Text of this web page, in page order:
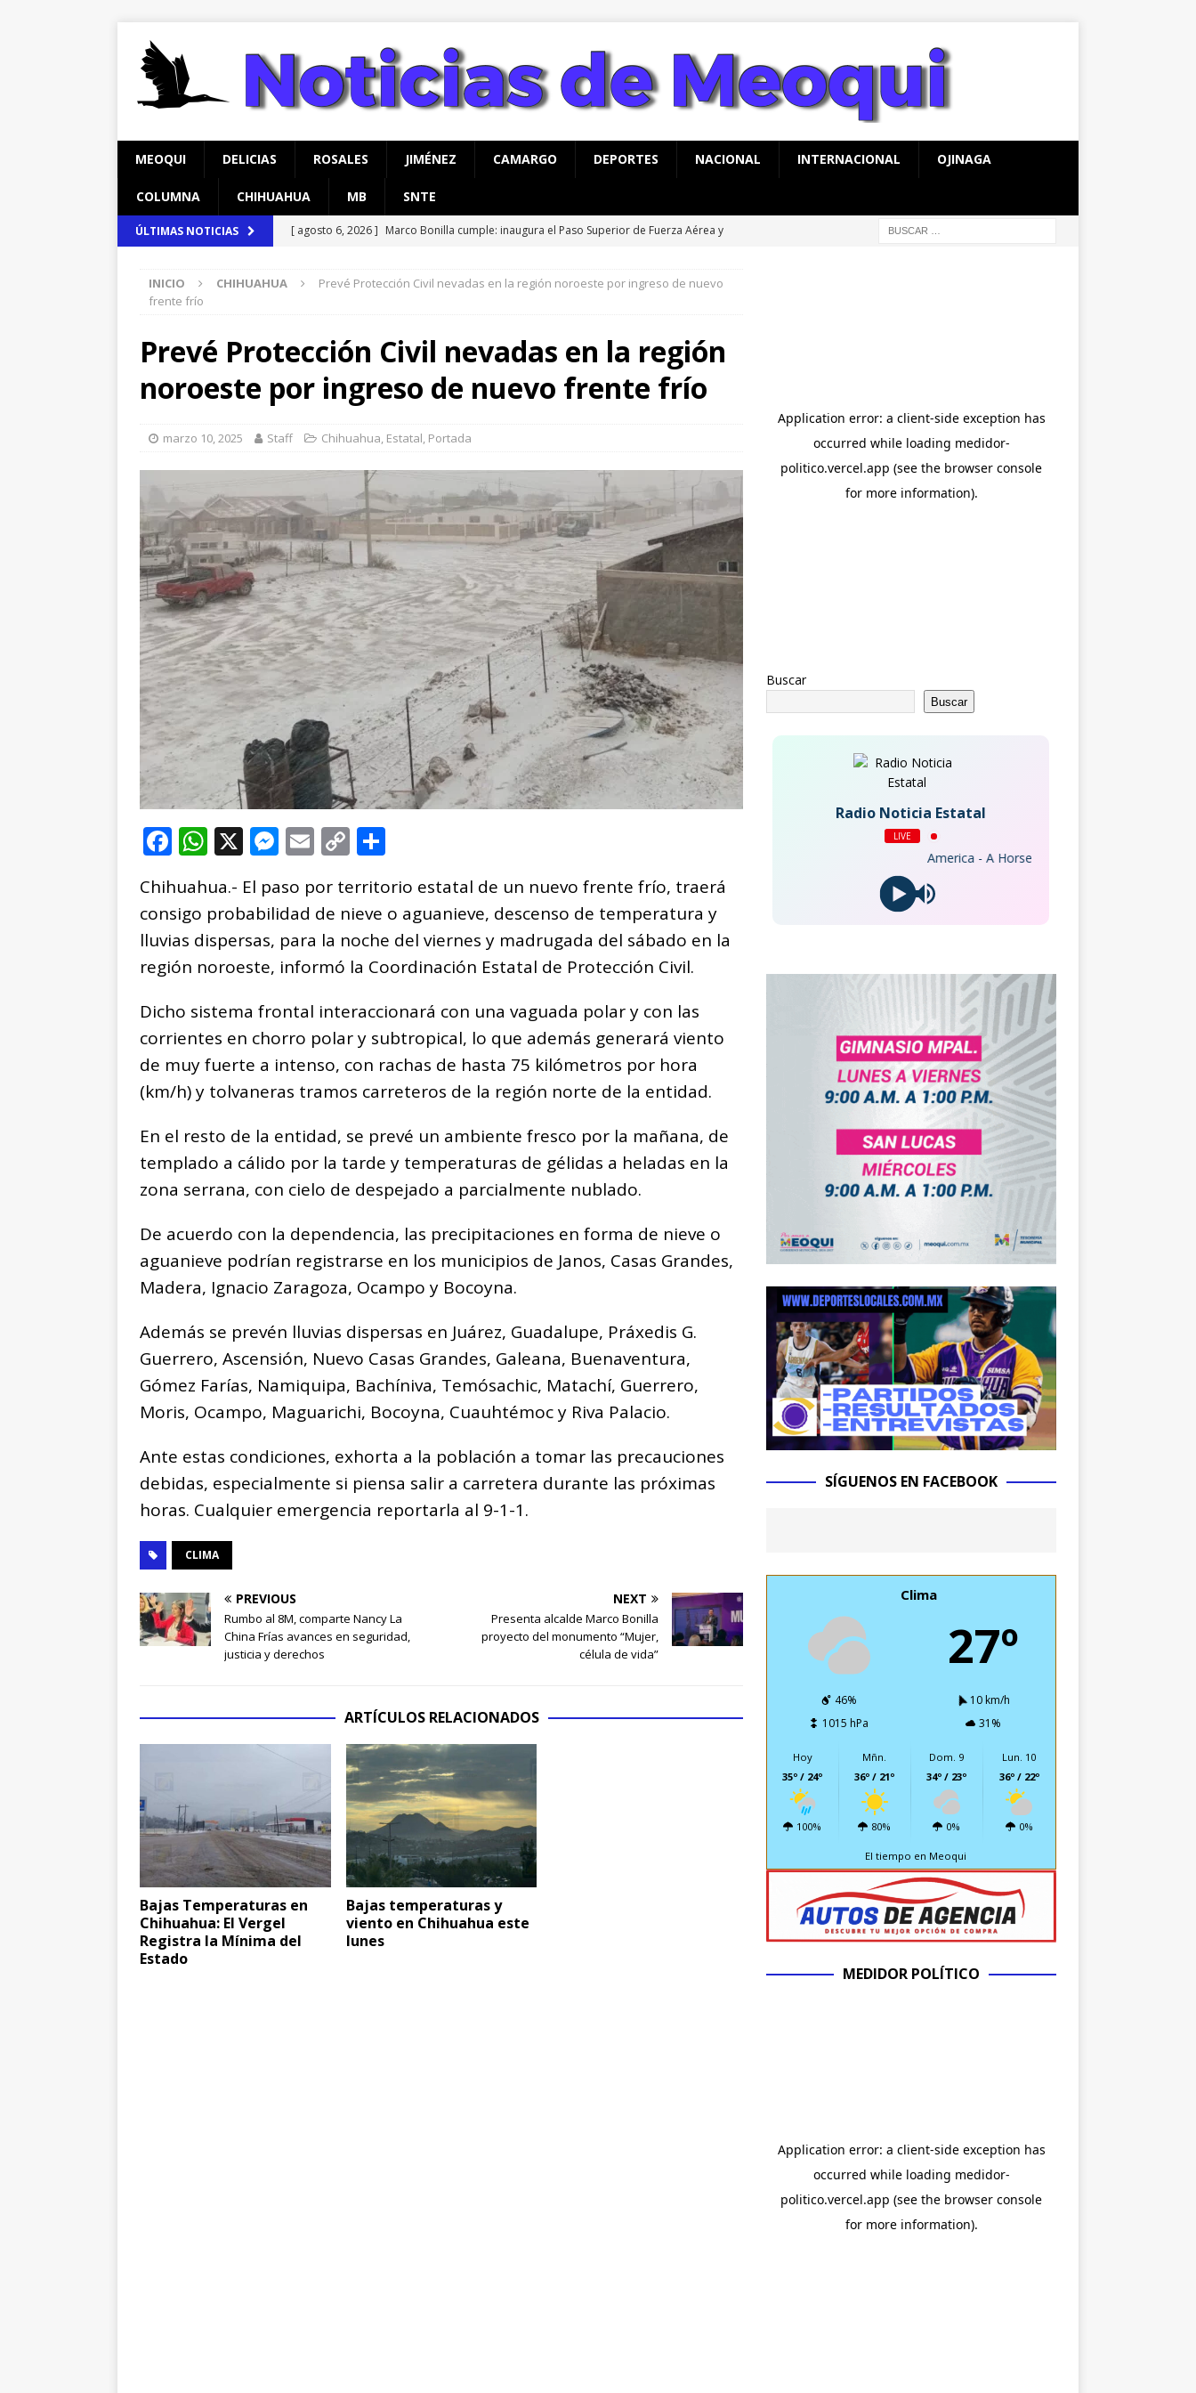
MEOQUI DELICIAS ROSALES JIMÉNEZ CAMARGO DEPORTES NACIONAL INTERNACIONAL OJINAGA
COLUMNA CHIHUAHUA MB SNTE
ÚLTIMAS NOTICIAS [ agosto 6, 2026 ] Marco Bonilla cumple: inaugura el Paso Superior de Fuerza Aérea y
[ agosto 6, 2026 ] *La advertencia de Maru *Más poder al poder *Barredoras… y
[ agosto 7, 2026 ]
Invita Gobierno de Meoqui a taller gratuito de estimulación
temprana para mamás con bebés
MEOQUI
[ agosto 6, 2026 ]
en Lázaro Cárdenas
MEOQUI
[ agosto 6, 2026 ] Marco Bonilla inaugura el Paso Superior de Fuerza Aérea y carretera
Aldama
CHIHUAHUA
INICIO CHIHUAHUA
Prevé Protección Civil nevadas en la región noroeste por ingreso de nuevo
frente frío
Prevé Protección Civil nevadas en la región
noroeste por ingreso de nuevo frente frío
marzo 10, 2025 Staff Chihuahua, Estatal, Portada
F
c
e
b
o
o
k
W
at
s
A
p
p
X M
ss
e
n
g
e
r
E
ai
l
C
p
y
Li
n
k
m
p
ar
ti
r
Chihuahua.- El paso por territorio estatal de un nuevo frente frío, traerá
consigo probabilidad de nieve o aguanieve, descenso de temperatura y
lluvias dispersas, para la noche del viernes y madrugada del sábado en la
región noroeste, informó la Coordinación Estatal de Protección Civil.
Dicho sistema frontal interaccionará con una vaguada polar y con las
corrientes en chorro polar y subtropical, lo que además generará viento
de muy fuerte a intenso, con rachas de hasta 75 kilómetros por hora
(km/h) y tolvaneras tramos carreteros de la región norte de la entidad.
En el resto de la entidad, se prevé un ambiente fresco por la mañana, de
templado a cálido por la tarde y temperaturas de gélidas a heladas en la
zona serrana, con cielo de despejado a parcialmente nublado.
De acuerdo con la dependencia, las precipitaciones en forma de nieve o
aguanieve podrían registrarse en los municipios de Janos, Casas Grandes,
Madera, Ignacio Zaragoza, Ocampo y Bocoyna.
Además se prevén lluvias dispersas en Juárez, Guadalupe, Práxedis G.
Guerrero, Ascensión, Nuevo Casas Grandes, Galeana, Buenaventura,
Gómez Farías, Namiquipa, Bachíniva, Temósachic, Matachí, Guerrero,
Moris, Ocampo, Maguarichi, Bocoyna, Cuauhtémoc y Riva Palacio.
Ante estas condiciones, exhorta a la población a tomar las precauciones
debidas, especialmente si piensa salir a carretera durante las próximas
horas. Cualquier emergencia reportarla al 9-1-1.
CLIMA
PREVIOUS
Rumbo al 8M, comparte Nancy La
China Frías avances en seguridad,
justicia y derechos
NEXT
Presenta alcalde Marco Bonilla
proyecto del monumento “Mujer,
célula de vida”
ARTÍCULOS RELACIONADOS
Bajas Temperaturas en
Chihuahua: El Vergel
Registra la Mínima del
Estado
Bajas temperaturas y
viento en Chihuahua este
lunes
Buscar
Buscar
Radio Noticia Estatal
LIVE
America - A Horse with No Name
SÍGUENOS EN FACEBOOK
Clima
27º
46%
10 km/h
1015 hPa
31%
Hoy
35º / 24º
100%
Mñn.
36º / 21º
80%
Dom. 9
34º / 23º
0%
Lun. 10
36º / 22º
0%
El tiempo en Meoqui
MEDIDOR POLÍTICO